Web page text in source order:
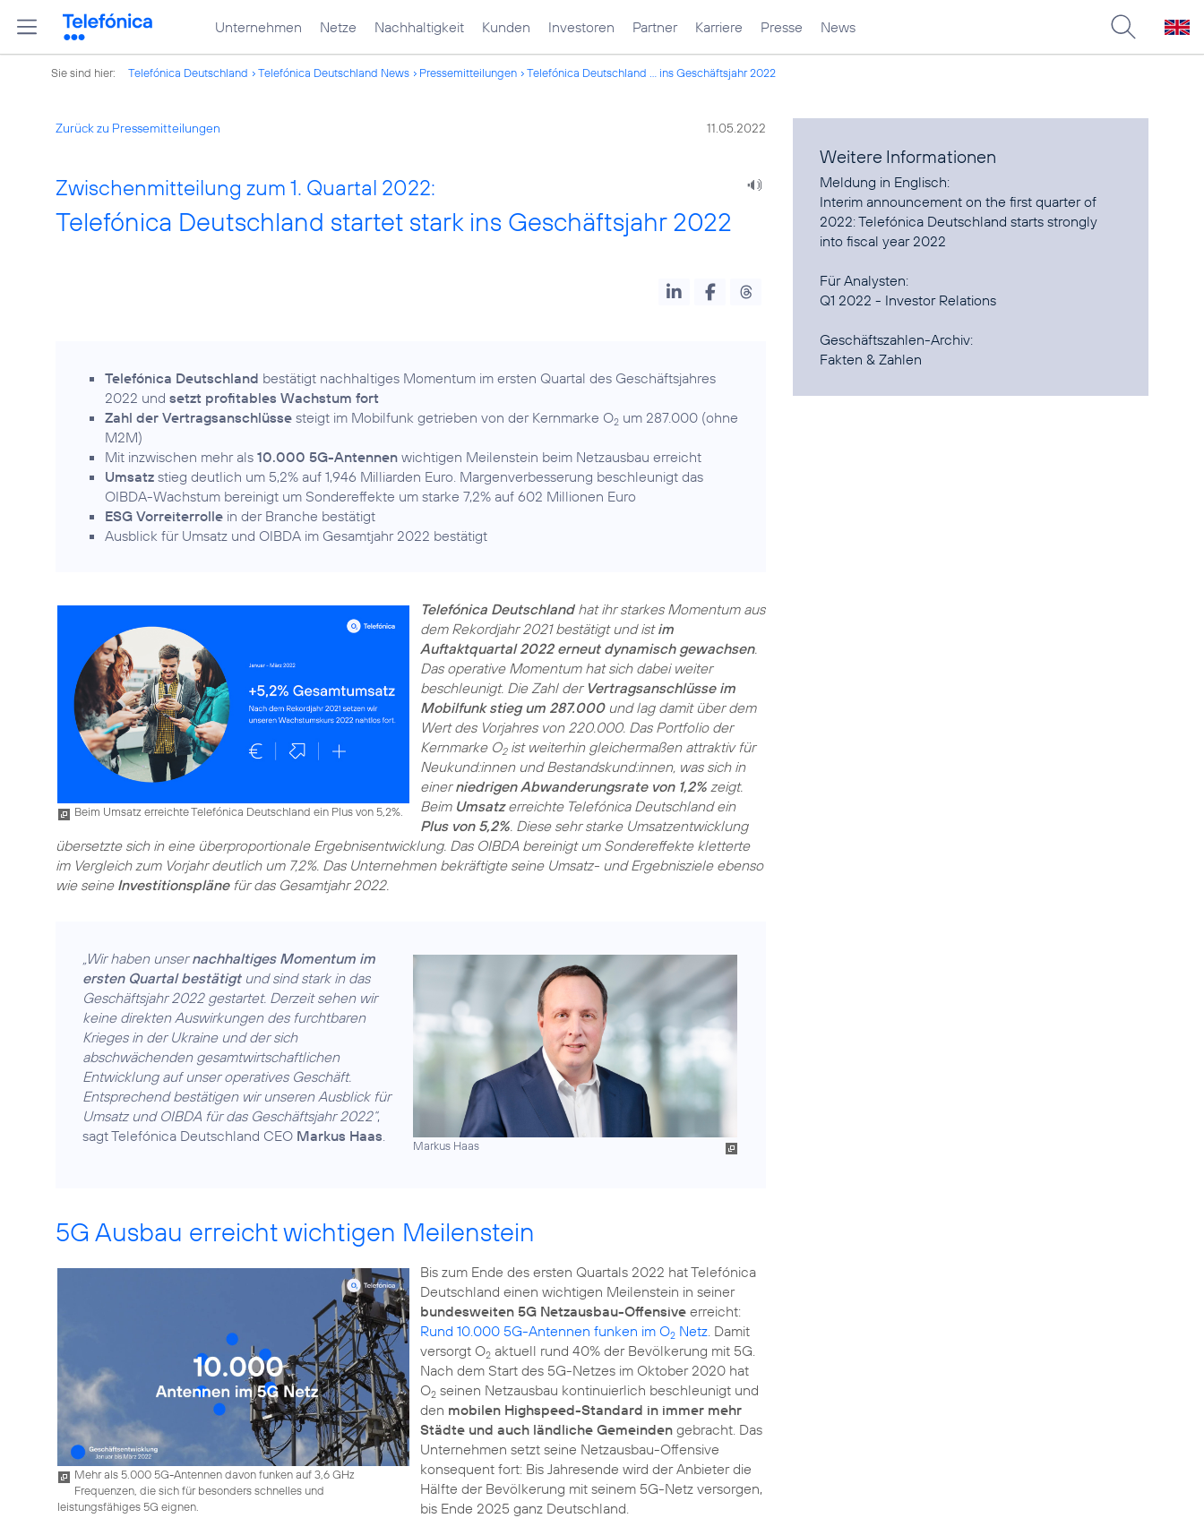
Unternehmen Netze Nachhaltigkeit Kunden Investoren Partner Karriere Presse News
Sie sind hier: Telefónica Deutschland Telefónica Deutschland News Pressemitteilungen Telefónica Deutschland ... ins Geschäftsjahr 2022
Zurück zu Pressemitteilungen 11.05.2022
Zwischenmitteilung zum 1. Quartal 2022:
Telefónica Deutschland startet stark ins Geschäftsjahr 2022
Telefónica Deutschland bestätigt nachhaltiges Momentum im ersten Quartal des Geschäftsjahres
2022 und setzt profitables Wachstum fort
Zahl der Vertragsanschlüsse steigt im Mobilfunk getrieben von der Kernmarke O2 um 287.000 (ohne
M2M)
Mit inzwischen mehr als 10.000 5G-Antennen wichtigen Meilenstein beim Netzausbau erreicht
Umsatz stieg deutlich um 5,2% auf 1,946 Milliarden Euro. Margenverbesserung beschleunigt das
OIBDA-Wachstum bereinigt um Sondereffekte um starke 7,2% auf 602 Millionen Euro
ESG Vorreiterrolle in der Branche bestätigt
Ausblick für Umsatz und OIBDA im Gesamtjahr 2022 bestätigt
Beim Umsatz erreichte Telefónica Deutschland ein Plus von 5,2%.
Telefónica Deutschlandhat ihr starkes Momentum aus
dem Rekordjahr 2021 bestätigt und istim
Auftaktquartal 2022 erneut dynamisch gewachsen.
Das operative Momentum hat sich dabei weiter
beschleunigt. Die Zahl der Vertragsanschlüsse im
Mobilfunk stieg um 287.000und lag damit über dem
Wert des Vorjahres von 220.000. Das Portfolio der
Kernmarke O2ist weiterhin gleichermaßen attraktiv für
Neukund:innen und Bestandskund:innen, was sich in
einerniedrigen Abwanderungsrate von 1,2%zeigt.
Beim Umsatzerreichte Telefónica Deutschland ein
Plus von 5,2%. Diese sehr starke Umsatzentwicklung
übersetzte sich in eine überproportionale Ergebnisentwicklung. Das OIBDA bereinigt um Sondereffekte kletterte
im Vergleich zum Vorjahr deutlich um 7,2%. Das Unternehmen bekräftigte seine Umsatz- und Ergebnisziele ebenso
wie seine Investitionsplänefür das Gesamtjahr 2022.
Markus Haas
„Wir haben unsernachhaltiges Momentum im
ersten Quartal bestätigtund sind stark in das
Geschäftsjahr 2022 gestartet. Derzeit sehen wir
keine direkten Auswirkungen des furchtbaren
Krieges in der Ukraine und der sich
abschwächenden gesamtwirtschaftlichen
Entwicklung auf unser operatives Geschäft.
Entsprechend bestätigen wir unseren Ausblick für
Umsatz und OIBDA für das Geschäftsjahr 2022“,
sagt Telefónica Deutschland CEO Markus Haas.
5G Ausbau erreicht wichtigen Meilenstein
Mehr als 5.000 5G-Antennen davon funken auf 3,6 GHz
Frequenzen, die sich für besonders schnelles und
leistungsfähiges 5G eignen.
Bis zum Ende des ersten Quartals 2022 hat Telefónica
Deutschland einen wichtigen Meilenstein in seiner
bundesweiten 5G Netzausbau-Offensiveerreicht:
Rund 10.000 5G-Antennen funken im O2Netz. Damit
versorgt O2aktuell rund 40% der Bevölkerung mit 5G.
Nach dem Start des 5G-Netzes im Oktober 2020 hat
O2seinen Netzausbau kontinuierlich beschleunigt und
den mobilen Highspeed-Standard in immer mehr
Städte und auch ländliche Gemeindengebracht. Das
Unternehmen setzt seine Netzausbau-Offensive
konsequent fort: Bis Jahresende wird der Anbieter die
Hälfte der Bevölkerung mit seinem 5G-Netz versorgen,
bis Ende 2025 ganz Deutschland.
Weitere Informationen
Interim announcement on the first quarter of
2022: Telefónica Deutschland starts strongly
into fiscal year 2022
Q1 2022 - Investor Relations
Fakten & Zahlen